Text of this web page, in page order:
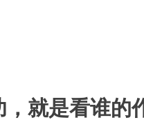
就是看谁的